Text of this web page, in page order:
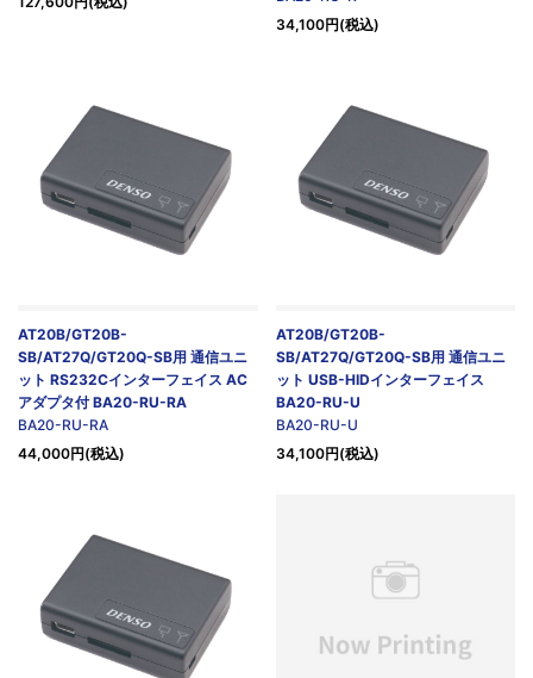
34,100円(税込)
AT20B/GT20B-
SB/AT27Q/GT20Q-SB用 通信ユニ
ット RS232Cインターフェイス AC
アダプタ付 BA20-RU-RA
BA20-RU-RA
44,000円(税込)
AT20B/GT20B-
SB/AT27Q/GT20Q-SB用 通信ユニ
ット USB-HIDインターフェイス
BA20-RU-U
BA20-RU-U
34,100円(税込)